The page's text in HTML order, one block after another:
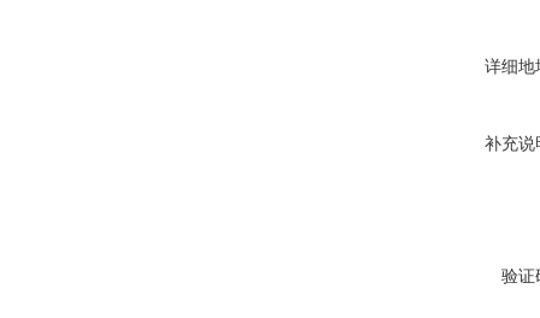
详细地
补充说
验证